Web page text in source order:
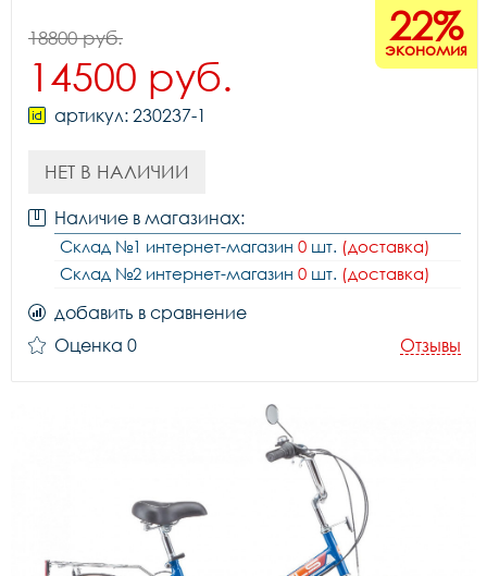
22%
экономия
18800 руб.
14500 руб.
артикул: 230237-1
НЕТ В НАЛИЧИИ
Наличие в магазинах:
Склад №1 интернет-магазин 0 шт. (доставка)
Склад №2 интернет-магазин 0 шт. (доставка)
добавить в сравнение
Оценка 0
Отзывы